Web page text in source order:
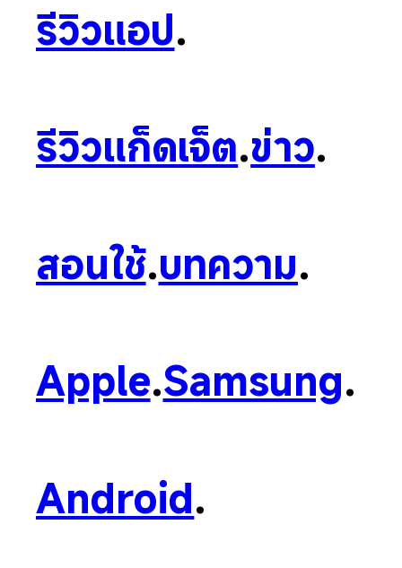
รีวิวแอป.
รีวิวแก็ดเจ็ต.ข่าว.
สอนใช้.บทความ.
Apple.Samsung.
Android.